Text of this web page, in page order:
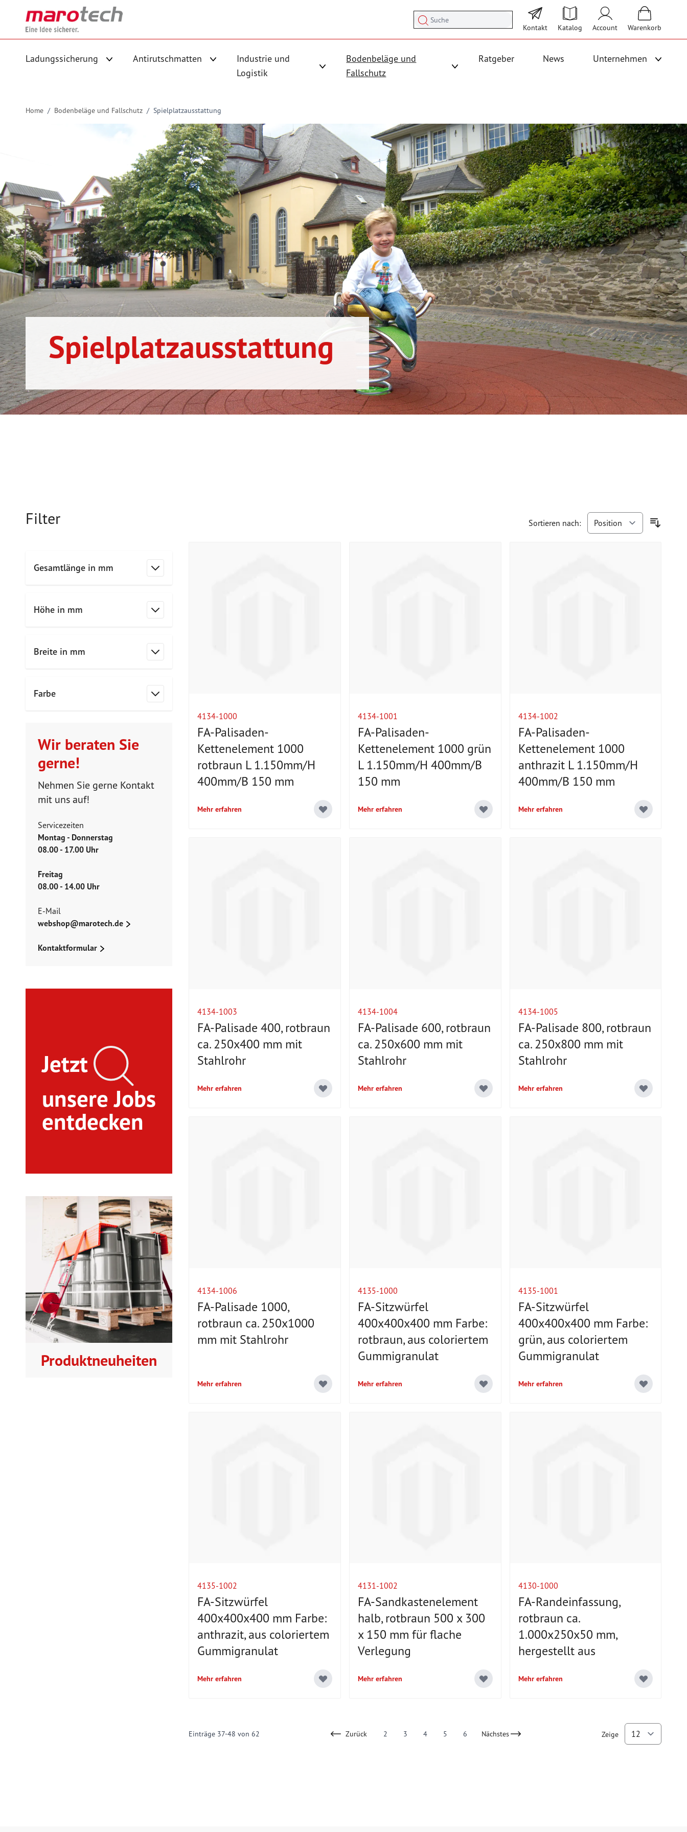
Kontakt Katalog Account Warenkorb
Ladungssicherung Antirutschmatten
Untermenü für Kategorie Antirutschmatten anzeigen
Industrie und
Logistik
Untermenü für Kategorie Industrie und Logistik anzeigen
Bodenbeläge und
Fallschutz
Ratgeber News Unternehmen
Home / Bodenbeläge und Fallschutz / Spielplatzausstattung
Spielplatzausstattung
Filter
Gesamtlänge in mm
Höhe in mm
Breite in mm
Farbe
Wir beraten Sie
gerne!
Nehmen Sie gerne Kontakt
mit uns auf!
Servicezeiten
Montag - Donnerstag
08.00 - 17.00 Uhr
Freitag
08.00 - 14.00 Uhr
E-Mail
webshop@marotech.de
Kontaktformular
Jetzt
unsere Jobs
entdecken
Produktneuheiten
Sortieren nach:
4134-1000
FA-Palisaden-
Kettenelement 1000
rotbraun L 1.150mm/H
400mm/B 150 mm
Mehr erfahren
4134-1001
FA-Palisaden-
Kettenelement 1000 grün
L 1.150mm/H 400mm/B
150 mm
Mehr erfahren
4134-1002
FA-Palisaden-
Kettenelement 1000
anthrazit L 1.150mm/H
400mm/B 150 mm
Mehr erfahren
4134-1003
FA-Palisade 400, rotbraun
ca. 250x400 mm mit
Stahlrohr
Mehr erfahren
4134-1004
FA-Palisade 600, rotbraun
ca. 250x600 mm mit
Stahlrohr
Mehr erfahren
4134-1005
FA-Palisade 800, rotbraun
ca. 250x800 mm mit
Stahlrohr
Mehr erfahren
4134-1006
FA-Palisade 1000,
rotbraun ca. 250x1000
mm mit Stahlrohr
Mehr erfahren
4135-1000
FA-Sitzwürfel
400x400x400 mm Farbe:
rotbraun, aus coloriertem
Gummigranulat
Mehr erfahren
4135-1001
FA-Sitzwürfel
400x400x400 mm Farbe:
grün, aus coloriertem
Gummigranulat
Mehr erfahren
4135-1002
FA-Sitzwürfel
400x400x400 mm Farbe:
anthrazit, aus coloriertem
Gummigranulat
Mehr erfahren
4131-1002
FA-Sandkastenelement
halb, rotbraun 500 x 300
x 150 mm für flache
Verlegung
Mehr erfahren
4130-1000
FA-Randeinfassung,
rotbraun ca.
1.000x250x50 mm,
hergestellt aus
Mehr erfahren
Einträge 37-48 von 62 Zurück Page
2 Page
3 You're currently reading page
4 Page
5 Page
6 Nächstes Zeige